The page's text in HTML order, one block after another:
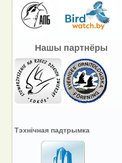
Нашы партнёры
Тэхнічная падтрымка